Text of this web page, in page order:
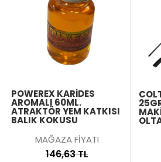
POWEREX KARIDES
AROMALI 60ML.
ATRAKTÖR YEM KATKISI
BALIK KOKUSU
MAĞAZA FİYATI
146,63 TL